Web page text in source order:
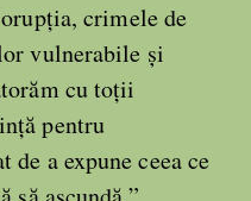
crimele de
vulnerabile și
cu toții
pentru
a expune ceea ce